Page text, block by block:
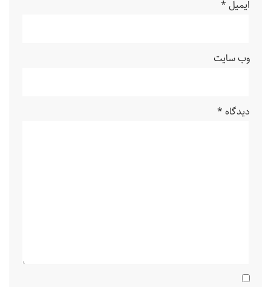
ایمیل *
وب‌ سایت
دیدگاه *